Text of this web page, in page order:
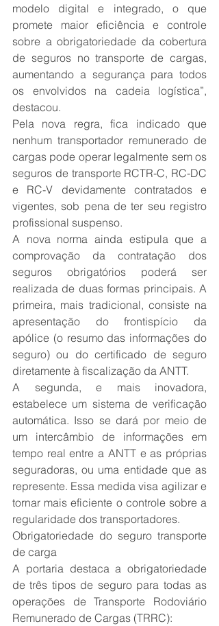
modelo digital e integrado, o que
promete maior eficiência e controle
sobre a obrigatoriedade da cobertura
de seguros no transporte de cargas,
aumentando a segurança para todos
os envolvidos na cadeia logística”,
destacou.
Pela nova regra, fica indicado que
nenhum transportador remunerado de
cargas pode operar legalmente sem os
seguros de transporte RCTR-C, RC-DC
e RC-V devidamente contratados e
vigentes, sob pena de ter seu registro
profissional suspenso.
A nova norma ainda estipula que a
comprovação da contratação dos
seguros obrigatórios poderá ser
realizada de duas formas principais. A
primeira, mais tradicional, consiste na
apresentação do frontispício da
apólice (o resumo das informações do
seguro) ou do certificado de seguro
diretamente à fiscalização da ANTT.
A segunda, e mais inovadora,
estabelece um sistema de verificação
automática. Isso se dará por meio de
um intercâmbio de informações em
tempo real entre a ANTT e as próprias
seguradoras, ou uma entidade que as
represente. Essa medida visa agilizar e
tornar mais eficiente o controle sobre a
regularidade dos transportadores.
Obrigatoriedade do seguro transporte
de carga
A portaria destaca a obrigatoriedade
de três tipos de seguro para todas as
operações de Transporte Rodoviário
Remunerado de Cargas (TRRC):